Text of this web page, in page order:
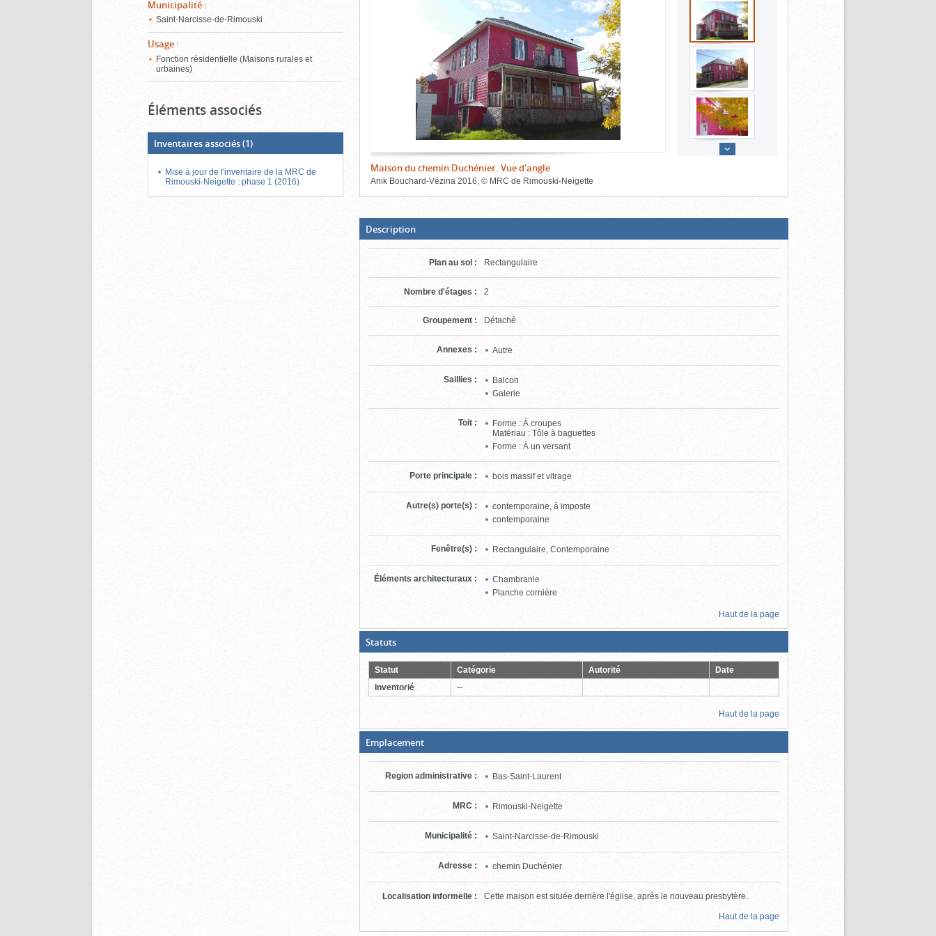
Municipalité :
Saint-Narcisse-de-Rimouski
Usage :
Fonction résidentielle (Maisons rurales et
urbaines)
Éléments associés
Inventaires associés(1)
Mise à jour de l'inventaire de la MRC de
Rimouski-Neigette : phase 1 (2016)
Maison du chemin Duchénier. Vue d'angle
Anik Bouchard-Vézina 2016 © MRC de Rimouski-Neigette
bloc
d'onglets
Description(Boite
ouverte,
cliquer
pour
fermer)
Plan au sol : Rectangulaire
Nombre d'étages : 2
Groupement : Détaché
Annexes : Autre
Saillies :
Balcon
Galerie
Toit :
Forme : À croupes
Matériau : Tôle à baguettes
Forme : À un versant
Porte principale : bois massif et vitrage
Autre(s) porte(s) :
contemporaine, à imposte
contemporaine
Fenêtre(s) : Rectangulaire, Contemporaine
Éléments architecturaux :
Chambranle
Planche cornière
Haut de la page
Statuts(Boite
ouverte,
cliquer
pour
fermer)
Statut Catégorie Autorité
Date
Inventorié
--
Haut de la page
Emplacement(Boite
fermée,
cliquer
pour
ouvrir)
Region administrative : Bas-Saint-Laurent
MRC : Rimouski-Neigette
Municipalité : Saint-Narcisse-de-Rimouski
Adresse : chemin Duchénier
Localisation informelle : Cette maison est située derrière l'église, après le nouveau presbytère.
Haut de la page